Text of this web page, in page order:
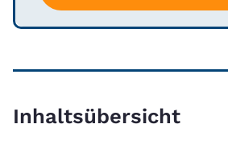
Inhaltsübersicht